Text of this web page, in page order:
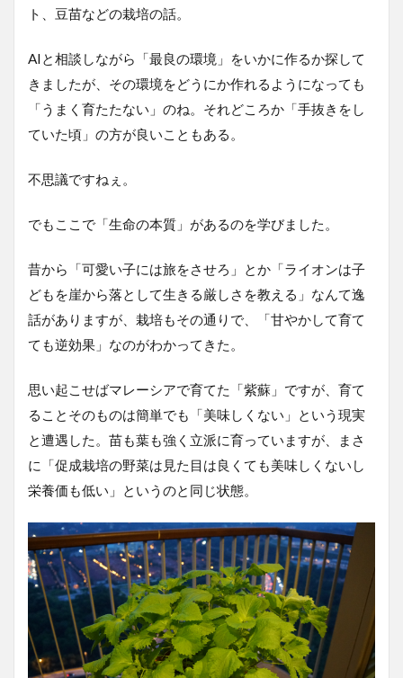
ト、豆苗などの栽培の話。
AIと相談しながら「最良の環境」をいかに作るか探して
きましたが、その環境をどうにか作れるようになっても
「うまく育たたない」のね。それどころか「手抜きをし
ていた頃」の方が良いこともある。
不思議ですねぇ。
でもここで「生命の本質」があるのを学びました。
昔から「可愛い子には旅をさせろ」とか「ライオンは子
どもを崖から落として生きる厳しさを教える」なんて逸
話がありますが、栽培もその通りで、「甘やかして育て
ても逆効果」なのがわかってきた。
思い起こせばマレーシアで育てた「紫蘇」ですが、育て
ることそのものは簡単でも「美味しくない」という現実
と遭遇した。苗も葉も強く立派に育っていますが、まさ
に「促成栽培の野菜は見た目は良くても美味しくないし
栄養価も低い」というのと同じ状態。